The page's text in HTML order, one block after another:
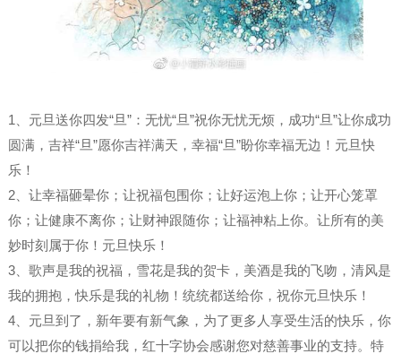
1、元旦送你四发“旦”：无忧“旦”祝你无忧无烦，成功“旦”让你成功
圆满，吉祥“旦”愿你吉祥满天，幸福“旦”盼你幸福无边！元旦快
乐！
2、让幸福砸晕你；让祝福包围你；让好运泡上你；让开心笼罩
你；让健康不离你；让财神跟随你；让福神粘上你。让所有的美
妙时刻属于你！元旦快乐！
3、歌声是我的祝福，雪花是我的贺卡，美酒是我的飞吻，清风是
我的拥抱，快乐是我的礼物！统统都送给你，祝你元旦快乐！
4、元旦到了，新年要有新气象，为了更多人享受生活的快乐，你
可以把你的钱捐给我，红十字协会感谢您对慈善事业的支持。特